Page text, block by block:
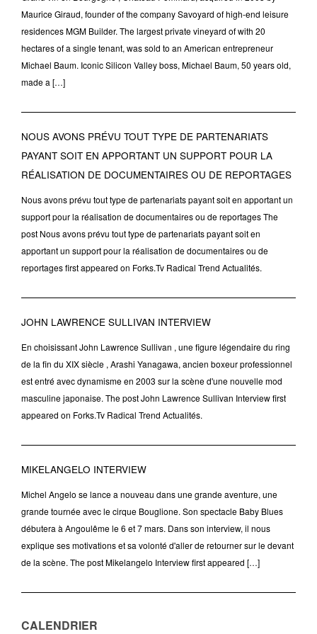
Maurice Giraud, founder of the company Savoyard of high-end leisure
residences MGM Builder. The largest private vineyard of with 20
hectares of a single tenant, was sold to an American entrepreneur
Michael Baum. Iconic Silicon Valley boss, Michael Baum, 50 years old,
made a […]
NOUS AVONS PRÉVU TOUT TYPE DE PARTENARIATS
PAYANT SOIT EN APPORTANT UN SUPPORT POUR LA
RÉALISATION DE DOCUMENTAIRES OU DE REPORTAGES
Nous avons prévu tout type de partenariats payant soit en apportant un
support pour la réalisation de documentaires ou de reportages The
post Nous avons prévu tout type de partenariats payant soit en
apportant un support pour la réalisation de documentaires ou de
reportages first appeared on Forks.Tv Radical Trend Actualités.
JOHN LAWRENCE SULLIVAN INTERVIEW
En choisissant John Lawrence Sullivan , une figure légendaire du ring
de la fin du XIX siècle , Arashi Yanagawa, ancien boxeur professionnel
est entré avec dynamisme en 2003 sur la scène d'une nouvelle mod
masculine japonaise. The post John Lawrence Sullivan Interview first
appeared on Forks.Tv Radical Trend Actualités.
MIKELANGELO INTERVIEW
Michel Angelo se lance a nouveau dans une grande aventure, une
grande tournée avec le cirque Bouglione. Son spectacle Baby Blues
débutera à Angoulême le 6 et 7 mars. Dans son interview, il nous
explique ses motivations et sa volonté d'aller de retourner sur le devant
de la scène. The post Mikelangelo Interview first appeared […]
CALENDRIER